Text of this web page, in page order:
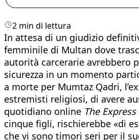
2 min di lettura
In attesa di un giudizio
femminile di Multan dove
autorità carcerarie avrebbero
sicurezza in un momento
a morte per Mumtaz Qadri,
estremisti religiosi, di avere
quotidiano online The
cinque figli, rischierebbe «di
che vi sono timori seri per il